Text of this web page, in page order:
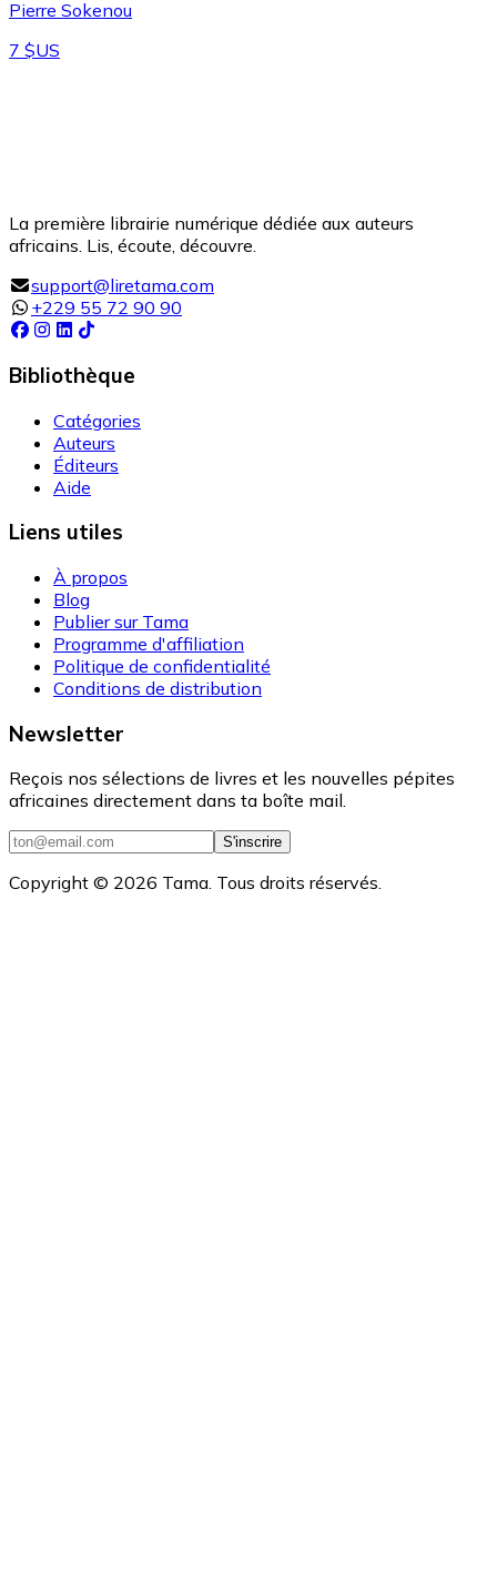
Pierre Sokenou
7 $US
La première librairie numérique dédiée aux auteurs
africains. Lis, écoute, découvre.
support@liretama.com
+229 55 72 90 90
Bibliothèque
Catégories
Auteurs
Éditeurs
Aide
Liens utiles
À propos
Blog
Publier sur Tama
Programme d'affiliation
Politique de confidentialité
Conditions de distribution
Newsletter
Reçois nos sélections de livres et les nouvelles pépites
africaines directement dans ta boîte mail.
S'inscrire
Copyright © 2026 Tama. Tous droits réservés.